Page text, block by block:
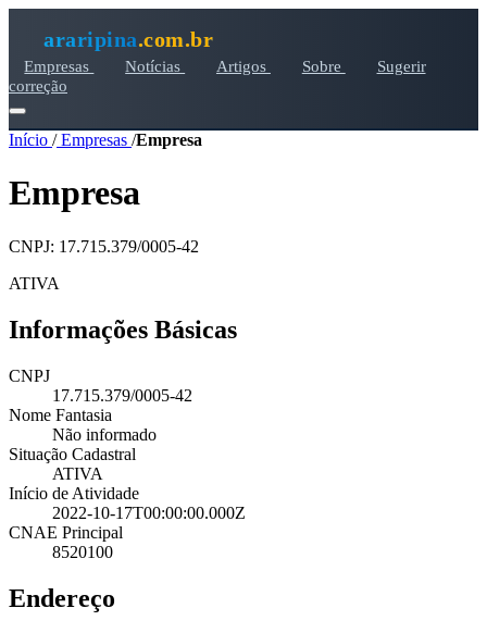
araripina.com.br
Empresas Notícias Artigos Sobre
Sugerir
correção
Início /Empresas /Empresa
Empresa
CNPJ: 17.715.379/0005-42
ATIVA
Informações Básicas
CNPJ
17.715.379/0005-42
Nome Fantasia
Não informado
Situação Cadastral
ATIVA
Início de Atividade
2022-10-17T00:00:00.000Z
CNAE Principal
8520100
Endereço